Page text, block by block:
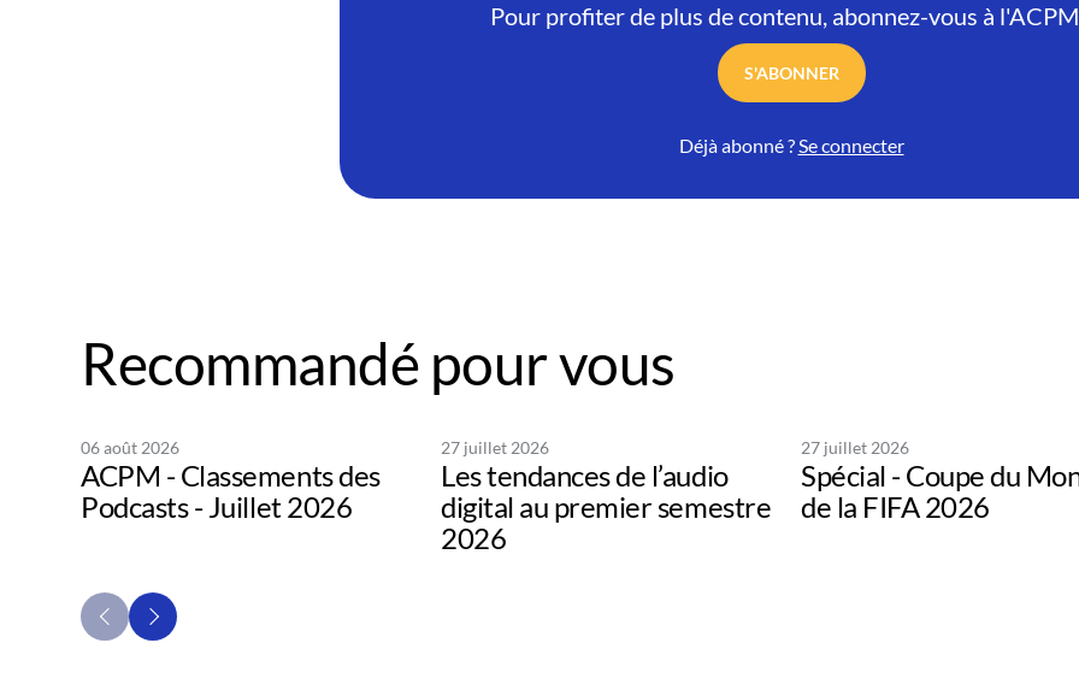
Pour profiter de plus de contenu, abonnez-vous à
S'ABONNER
Déjà abonné ?Se connecter
Recommandé pour vous
06 août 2026
ACPM - Classements des
Podcasts - Juillet 2026
27 juillet 2026
Les tendances de l’audio
digital au premier semestre
2026
27 juillet 2026
Spécial - Coupe du
de la FIFA 2026